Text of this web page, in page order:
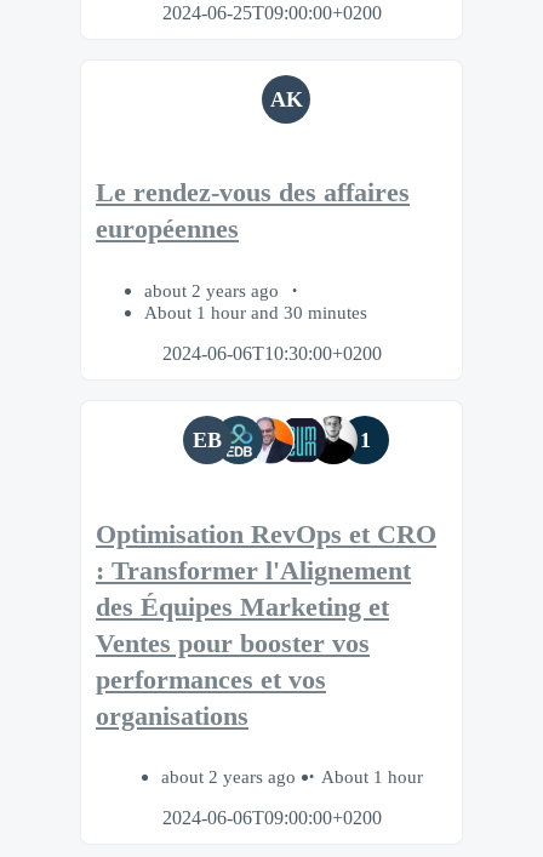
2024-06-25T09:00:00+0200
AK
Le rendez-vous des affaires
européennes
about 2 years ago
About 1 hour and 30 minutes
2024-06-06T10:30:00+0200
EB 1
Optimisation RevOps et CRO
: Transformer l'Alignement
des Équipes Marketing et
Ventes pour booster vos
performances et vos
organisations
about 2 years ago
About 1 hour
2024-06-06T09:00:00+0200